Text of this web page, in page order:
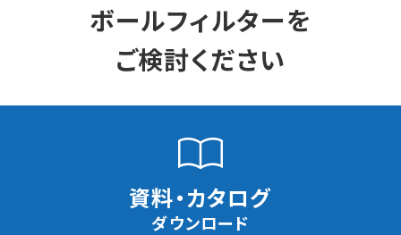
ボールフィルターを
ご検討ください
資料・カタログ
ダウンロード